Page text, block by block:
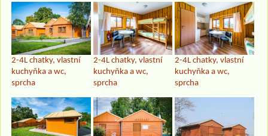
2-4L chatky, vlastní
kuchyňka a wc,
sprcha
2-4L chatky, vlastní
kuchyňka a wc,
sprcha
2-4L chatky, vlastní
kuchyňka a wc,
sprcha